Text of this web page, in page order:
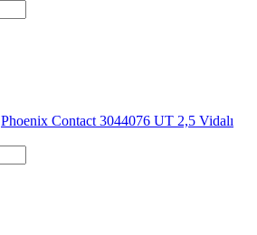
Phoenix Contact 3044076 UT 2,5 Vidalı